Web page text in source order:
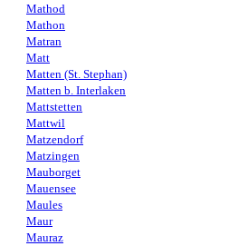
Mathod
Mathon
Matran
Matt
Matten (St. Stephan)
Matten b. Interlaken
Mattstetten
Mattwil
Matzendorf
Matzingen
Mauborget
Mauensee
Maules
Maur
Mauraz